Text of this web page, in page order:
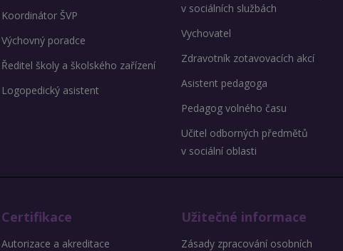
Koordinátor ŠVP
Výchovný poradce
Ředitel školy a školského zařízení
Logopedický asistent
v sociálních službách
Vychovatel
Zdravotník zotavovacích akcí
Asistent pedagoga
Pedagog volného času
Učitel odborných předmětů
v sociální oblasti
Certifikace
Autorizace a akreditace
Užitečné informace
Zásady zpracování osobních